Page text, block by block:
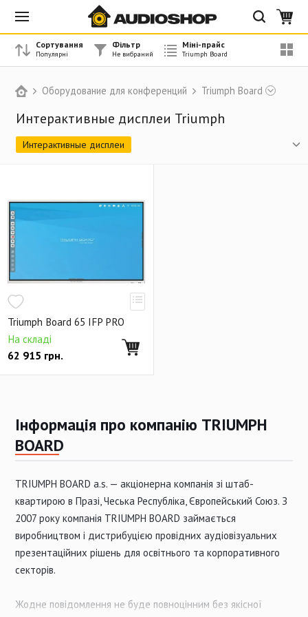
Оборудование для конференций Triumph Board
Интерактивные дисплеи Triumph
Интерактивные дисплеи
Triumph Board 65 IFP PRO
На складі
62 915 грн.
Сортування Фільтр Міні-прайс
Інформація про компанію TRIUMPH
BOARD
TRIUMPH BOARD a.s. — акціонерна компанія зі штаб-
квартирою в Празі, Чеська Республіка, Європейський Союз. З
2007 року компанія TRIUMPH BOARD займається
виробництвом і дистрибуцією провідних аудіовізуальних
презентаційних рішень для освітнього та корпоративного
секторів.
Жодне повідомлення не буде повноцінним без якісної